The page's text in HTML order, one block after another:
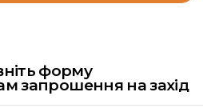
форму
запрошення на захід